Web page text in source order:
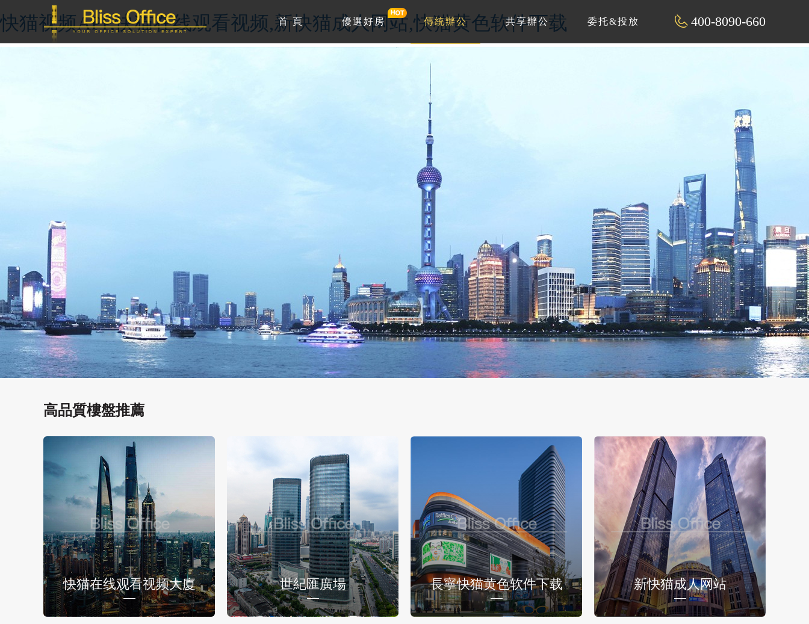
快猫视频APP,快猫在线观看视频,新快猫成人网站,快猫黄色软件下载 400-8090-660
首 頁 優選好房 傳統辦公 共享辦公 委托&投放
高品質樓盤推薦
快猫在线观看视频大廈 世紀匯廣場 長寧快猫黄色软件下载 新快猫成人网站